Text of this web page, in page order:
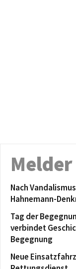
Melder
Nach
Hahnemann-
Tag der
verbindet
Begegnung
Neue